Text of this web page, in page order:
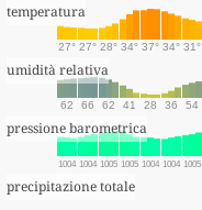
temperatura
27° 27° 28° 34° 37° 34° 31°
umidità relativa
62 66 62 41 28 36 54
pressione barometrica
1004 1004 1005 1005 1004 1004 1005
precipitazione totale